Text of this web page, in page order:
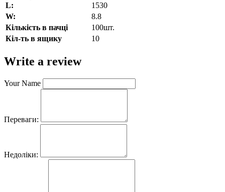
L:
1530
W:
8.8
Кількість в пачці
100шт.
Кіл-ть в ящику
10
Write a review
Your Name
Переваги:
Недоліки: